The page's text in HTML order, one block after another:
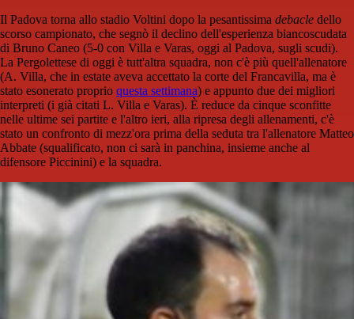
Il Padova torna allo stadio Voltini dopo la pesantissima debacle dello
scorso campionato, che segnò il declino dell'esperienza biancoscudata
di Bruno Caneo (5-0 con Villa e Varas, oggi al Padova, sugli scudi).
La Pergolettese di oggi è tutt'altra squadra, non c'è più quell'allenatore
(A. Villa, che in estate aveva accettato la corte del Francavilla, ma è
stato esonerato proprio questa settimana) e appunto due dei migliori
interpreti (i già citati L. Villa e Varas). È reduce da cinque sconfitte
nelle ultime sei partite e l'altro ieri, alla ripresa degli allenamenti, c'è
stato un confronto di mezz'ora prima della seduta tra l'allenatore Matteo
Abbate (squalificato, non ci sarà in panchina, insieme anche al
difensore Piccinini) e la squadra.